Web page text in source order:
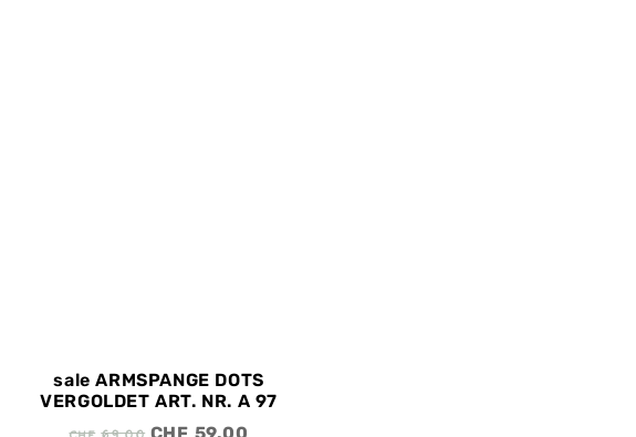
sale ARMSPANGE DOTS
VERGOLDET ART. NR. A 97